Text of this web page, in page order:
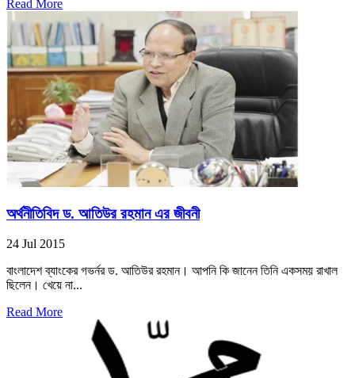
Read More
অর্থনীতিবিদ ড. আতিউর রহমান এর জীবনী
24 Jul 2015
বাংলাদেশ ব্যাংকের গভর্নর ড. আতিউর রহমান। আপনি কি জানেন তিনি একসময় রাখাল
ছিলেন। খেয়ে না...
Read More